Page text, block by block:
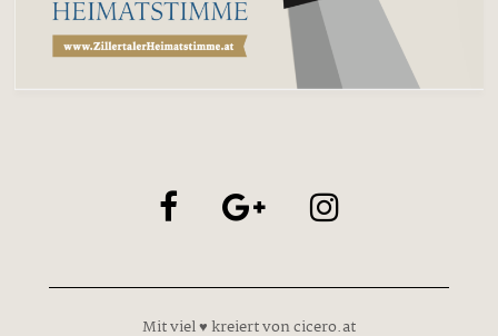
Mit viel ♥ kreiert von cicero.at